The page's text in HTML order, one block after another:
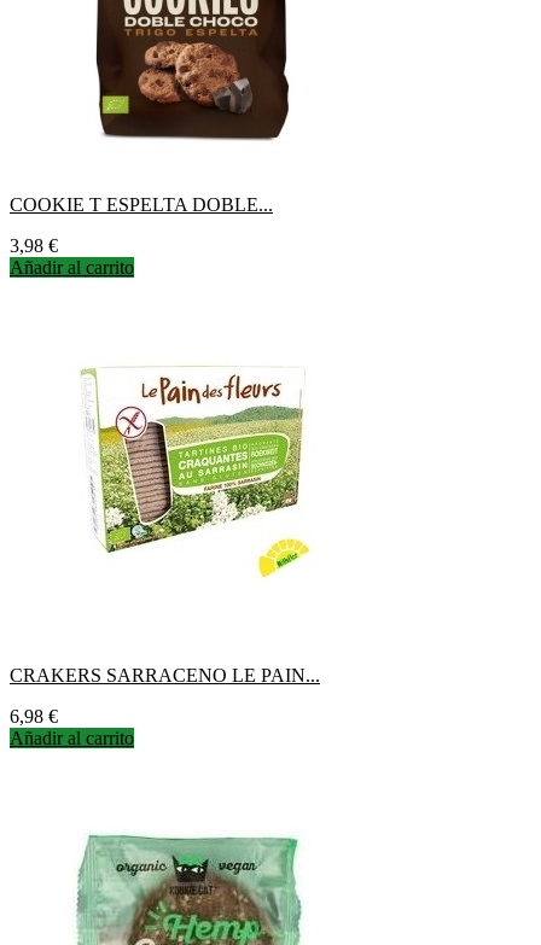
COOKIE T ESPELTA DOBLE...
Precio
3,98 €
Añadir al carrito
CRAKERS SARRACENO LE PAIN...
Precio
6,98 €
Añadir al carrito